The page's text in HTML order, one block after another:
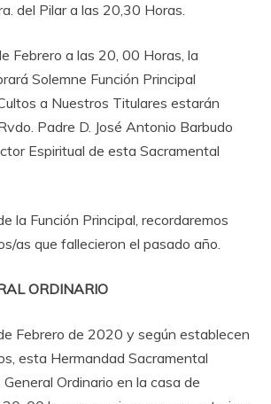
del Pilar a las 20,30 Horas.
Febrero a las 20, 00 Horas, la
Solemne Función Principal
a Nuestros Titulares estarán
Padre D. José Antonio Barbudo
Espiritual de esta Sacramental
la Función Principal, recordaremos
as que fallecieron el pasado año.
ORDINARIO
Febrero de 2020 y según establecen
esta Hermandad Sacramental
Ordinario en la casa de